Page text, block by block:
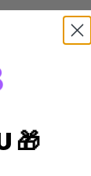
🎁